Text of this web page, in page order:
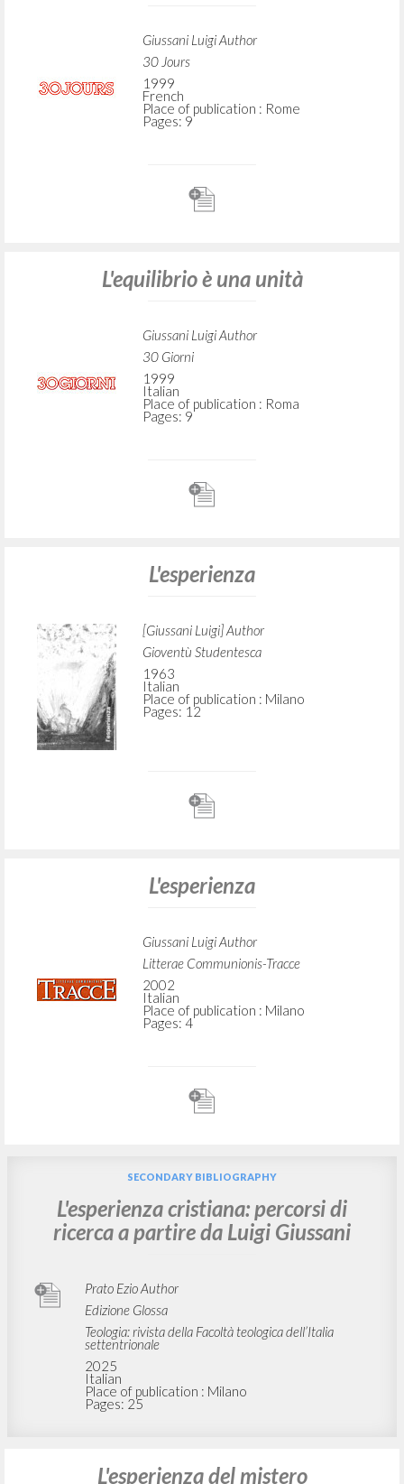
Giussani Luigi Author
30 Jours
1999
French
Place of publication : Rome
Pages: 9
L'equilibrio è una unità
Giussani Luigi Author
30 Giorni
1999
Italian
Place of publication : Roma
Pages: 9
L'esperienza
[Giussani Luigi] Author
Gioventù Studentesca
1963
Italian
Place of publication : Milano
Pages: 12
L'esperienza
Giussani Luigi Author
Litterae Communionis-Tracce
2002
Italian
Place of publication : Milano
Pages: 4
SECONDARY BIBLIOGRAPHY
L'esperienza cristiana: percorsi di
ricerca a partire da Luigi Giussani
Prato Ezio Author
Edizione Glossa
Teologia: rivista della Facoltà teologica dell’Italia
settentrionale
2025
Italian
Place of publication : Milano
Pages: 25
L'esperienza del mistero